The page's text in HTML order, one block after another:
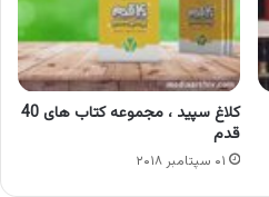
کلاغ سپید ، مجموعه کتاب های 40
قدم
۰۱ سپتامبر ۲۰۱۸